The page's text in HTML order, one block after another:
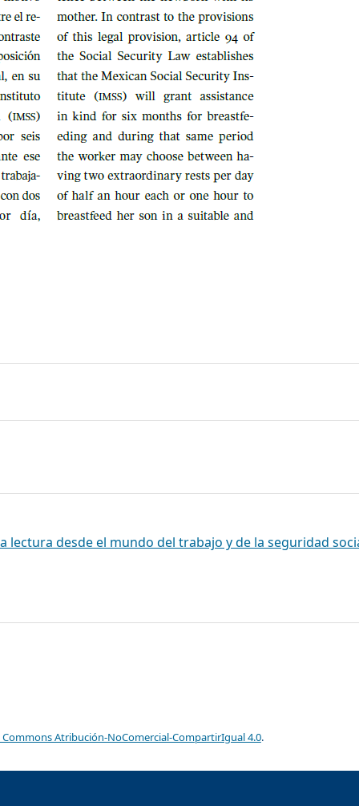
lectura desde el mundo del trabajo y de la seguridad
Commons Atribución-NoComercial-CompartirIgual 4.0.